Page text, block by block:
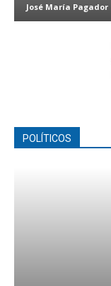
José María Pagador
POLÍTICOS